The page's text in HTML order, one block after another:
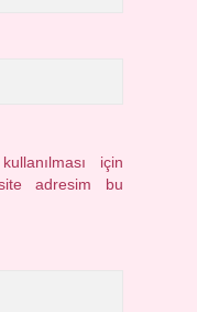
için
adresim bu